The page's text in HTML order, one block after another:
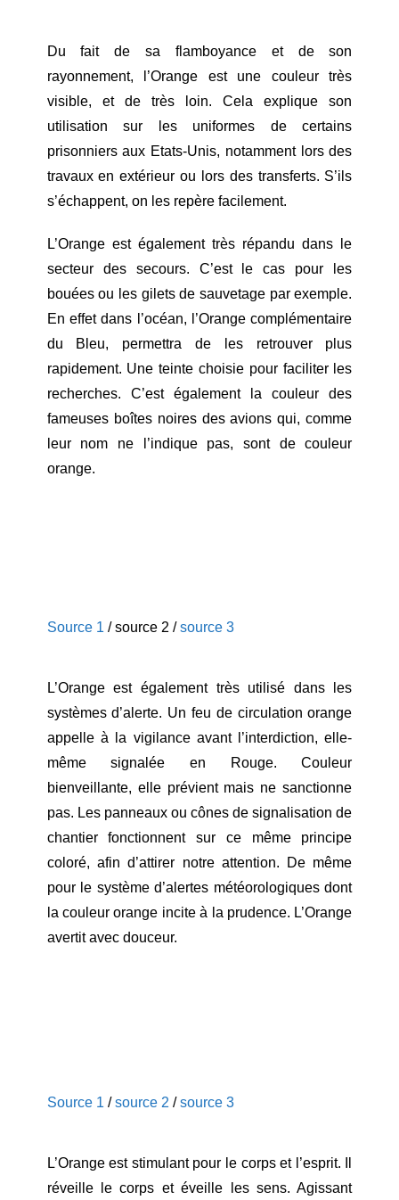
Du fait de sa flamboyance et de son
rayonnement, l’Orange est une couleur très
visible, et de très loin. Cela explique son
utilisation sur les uniformes de certains
prisonniers aux Etats-Unis, notamment lors des
travaux en extérieur ou lors des transferts. S’ils
s’échappent, on les repère facilement.
L’Orange est également très répandu dans le
secteur des secours. C’est le cas pour les
bouées ou les gilets de sauvetage par exemple.
En effet dans l’océan, l’Orange complémentaire
du Bleu, permettra de les retrouver plus
rapidement. Une teinte choisie pour faciliter les
recherches. C’est également la couleur des
fameuses boîtes noires des avions qui, comme
leur nom ne l’indique pas, sont de couleur
orange.
Source 1/ source 2 /source 3
L’Orange est également très utilisé dans les
systèmes d’alerte. Un feu de circulation orange
appelle à la vigilance avant l’interdiction, elle-
même signalée en Rouge. Couleur
bienveillante, elle prévient mais ne sanctionne
pas. Les panneaux ou cônes de signalisation de
chantier fonctionnent sur ce même principe
coloré, afin d’attirer notre attention. De même
pour le système d’alertes météorologiques dont
la couleur orange incite à la prudence. L’Orange
avertit avec douceur.
Source 1 /source 2 /source 3
L’Orange est stimulant pour le corps et l’esprit. Il
réveille le corps et éveille les sens. Agissant